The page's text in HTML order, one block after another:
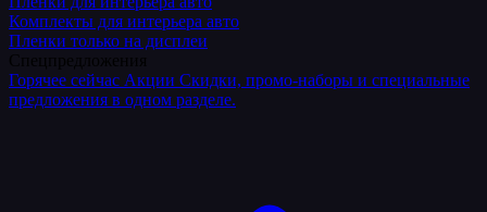
Комплекты для интерьера авто
Пленки только на дисплеи
Горячее сейчас Акции Скидки, промо-наборы и специальные
предложения в одном разделе.